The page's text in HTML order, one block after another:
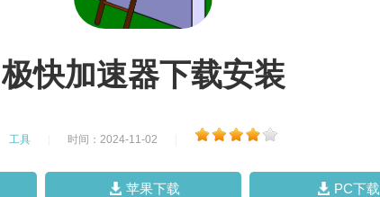
极快加速器下载安装
工具 时间：2024-11-02
苹果下载 PC下载